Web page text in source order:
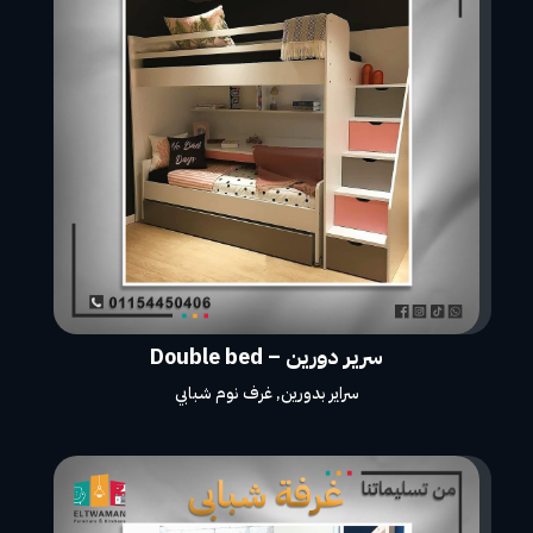
سرير دورين – Double bed
سراير بدورين,غرف نوم شبابي